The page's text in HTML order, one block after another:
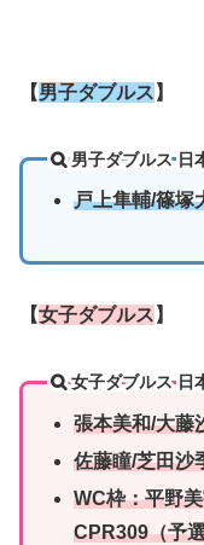
【男子ダブルス 】
男子ダブルス 日
戸上隼輔/篠
【女子ダブルス 】
女子ダブルス 日
張本美和/大
佐藤瞳/芝田沙
WC枠：平野
CPR309（予